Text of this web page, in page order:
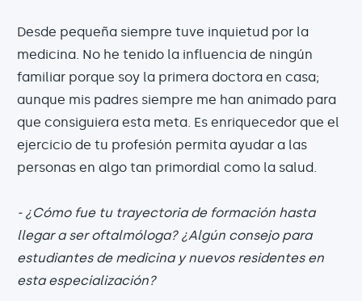
Desde pequeña siempre tuve inquietud por la
medicina. No he tenido la influencia de ningún
familiar porque soy la primera doctora en casa;
aunque mis padres siempre me han animado para
que consiguiera esta meta. Es enriquecedor que el
ejercicio de tu profesión permita ayudar a las
personas en algo tan primordial como la salud.
- ¿Cómo fue tu trayectoria de formación hasta
llegar a ser oftalmóloga? ¿Algún consejo para
estudiantes de medicina y nuevos residentes en
esta especialización?